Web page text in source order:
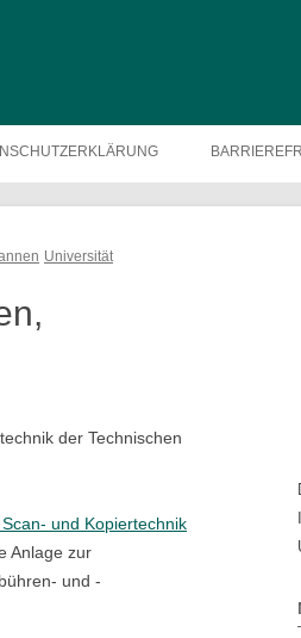
Universität
der Technischen
und Kopiertechnik
Anlage zur
und -